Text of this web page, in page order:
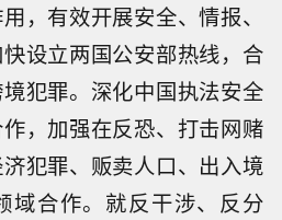
，有效开展安全、情报、
设立两国公安部热线，合
犯罪。深化中国执法安全
，加强在反恐、打击网赌
犯罪、贩卖人口、出入境
域合作。就反干涉、反分